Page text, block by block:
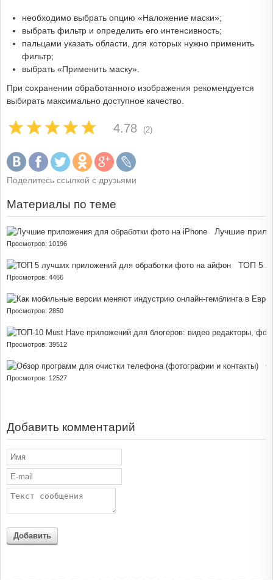
необходимо выбрать опцию «Наложение маски»;
выбрать фильтр и определить его интенсивность;
пальцами указать области, для которых нужно применить
фильтр;
выбрать «Применить маску».
При сохранении обработанного изображения рекомендуется
выбирать максимально доступное качество.
4.78 (2)
Поделитесь ссылкой с друзьями
Материалы по теме
Лучшие
Просмотров: 10196
ТОП 5
Просмотров: 4466
Просмотров: 2850
Просмотров: 39512
Просмотров: 12527
Добавить комментарий
Добавить